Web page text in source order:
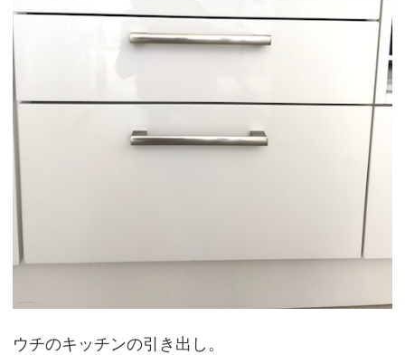
ウチのキッチンの引き出し。